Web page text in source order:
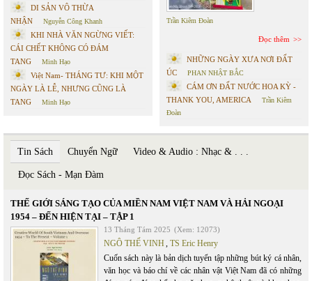
DI SẢN VÔ THỪA
NHẬN
Nguyễn Công Khanh
KHI NHÀ VĂN NGỪNG VIẾT:
CÁI CHẾT KHÔNG CÓ ĐÁM
TANG
Minh Hạo
Việt Nam- THÁNG TƯ: KHI MỘT
NGÀY LÀ LỄ, NHƯNG CŨNG LÀ
TANG
Minh Hạo
Trần Kiêm Đoàn
Đọc thêm
NHỮNG NGÀY XƯA NƠI ĐẤT
ÚC
PHAN NHẬT BẮC
CÁM ƠN ĐẤT NƯỚC HOA KỲ -
THANK YOU, AMERICA
Trần Kiêm
Đoàn
Tin Sách Chuyển Ngữ Video & Audio : Nhạc & . . .
Đọc Sách - Mạn Đàm
THẾ GIỚI SÁNG TẠO CỦA MIỀN NAM VIỆT NAM VÀ HẢI NGOẠI
1954 – ĐẾN HIỆN TẠI – TẬP 1
13 Tháng Tám 2025 (Xem: 12073)
NGÔ THẾ VINH, TS Eric Henry
Cuốn sách này là bản dịch tuyển tập những bút ký cá nhân,
văn học và báo chí về các nhân vật Việt Nam đã có những